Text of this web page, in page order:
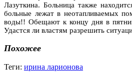
Лазуткина. Больница также
больные лежат в неотапливаемых
воды!! Обещают к концу дня в
Удастся ли властям разрешить
Похожее
Теги: ирина ларионова